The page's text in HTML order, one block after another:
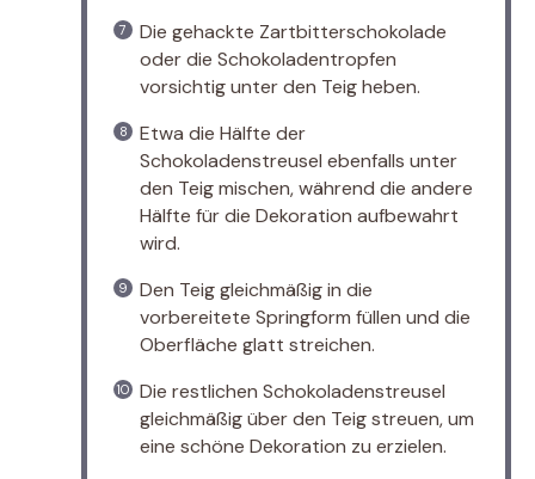
Die gehackte Zartbitterschokolade
oder die Schokoladentropfen
vorsichtig unter den Teig heben.
Etwa die Hälfte der
Schokoladenstreusel ebenfalls unter
den Teig mischen, während die andere
Hälfte für die Dekoration aufbewahrt
wird.
Den Teig gleichmäßig in die
vorbereitete Springform füllen und die
Oberfläche glatt streichen.
Die restlichen Schokoladenstreusel
gleichmäßig über den Teig streuen, um
eine schöne Dekoration zu erzielen.